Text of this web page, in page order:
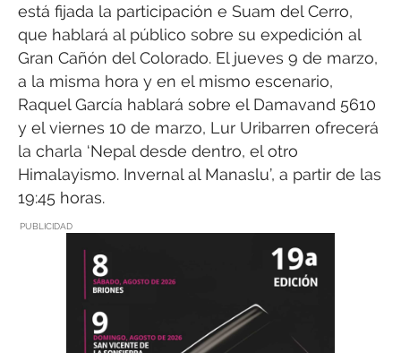
está fijada la participación e Suam del Cerro,
que hablará al público sobre su expedición al
Gran Cañón del Colorado. El jueves 9 de marzo,
a la misma hora y en el mismo escenario,
Raquel García hablará sobre el Damavand 5610
y el viernes 10 de marzo, Lur Uribarren ofrecerá
la charla ‘Nepal desde dentro, el otro
Himalayismo. Invernal al Manaslu’, a partir de las
19:45 horas.
PUBLICIDAD